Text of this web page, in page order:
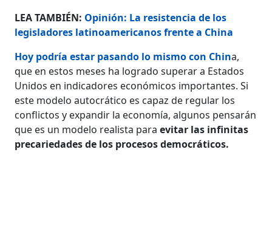
LEA TAMBIÉN: Opinión: La resistencia de los
legisladores latinoamericanos frente a China
Hoy podría estar pasando lo mismo con China,
que en estos meses ha logrado superar a Estados
Unidos en indicadores económicos importantes. Si
este modelo autocrático es capaz de regular los
conflictos y expandir la economía, algunos pensarán
que es un modelo realista paraevitar las infinitas
precariedades de los procesos democráticos.